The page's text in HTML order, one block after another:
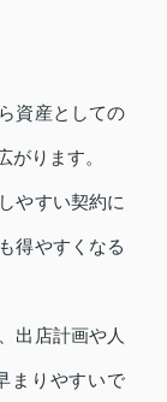
資産としての
がります。
やすい契約に
得やすくなる
出店計画や人
まりやすいで